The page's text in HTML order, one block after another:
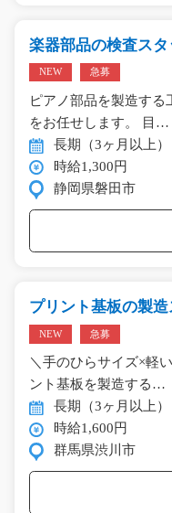
楽器部品の検査ス
NEW 急募
ピアノ部品を製造する
をお任せします。 目…
長期（3ヶ月以上）
時給1,300円
静岡県磐田市
プリント基板の製
NEW 急募
＼手のひらサイズ×軽
ント基板を製造する…
長期（3ヶ月以上）
時給1,600円
群馬県渋川市